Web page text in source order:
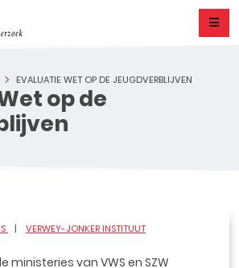
op de
EVALUATIE WET OP DE JEUGDVERBLIJVEN
VERWEY-JONKER INSTITUUT
ministeries van VWS en SZW